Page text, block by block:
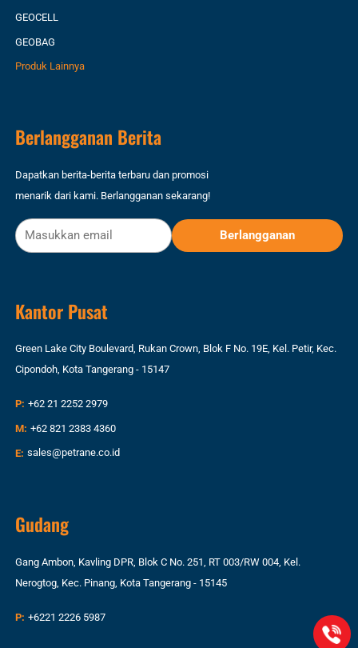
GEOCELL
GEOBAG
Produk Lainnya
Berlangganan Berita
Dapatkan berita-berita terbaru dan promosi
menarik dari kami. Berlangganan sekarang!
Kantor Pusat
Green Lake City Boulevard, Rukan Crown, Blok F No. 19E, Kel. Petir, Kec.
Cipondoh, Kota Tangerang - 15147
P: +62 21 2252 2979
M: +62 821 2383 4360
E: sales@petrane.co.id
Gudang
Gang Ambon, Kavling DPR, Blok C No. 251, RT 003/RW 004, Kel.
Nerogtog, Kec. Pinang, Kota Tangerang - 15145
P: +6221 2226 5987